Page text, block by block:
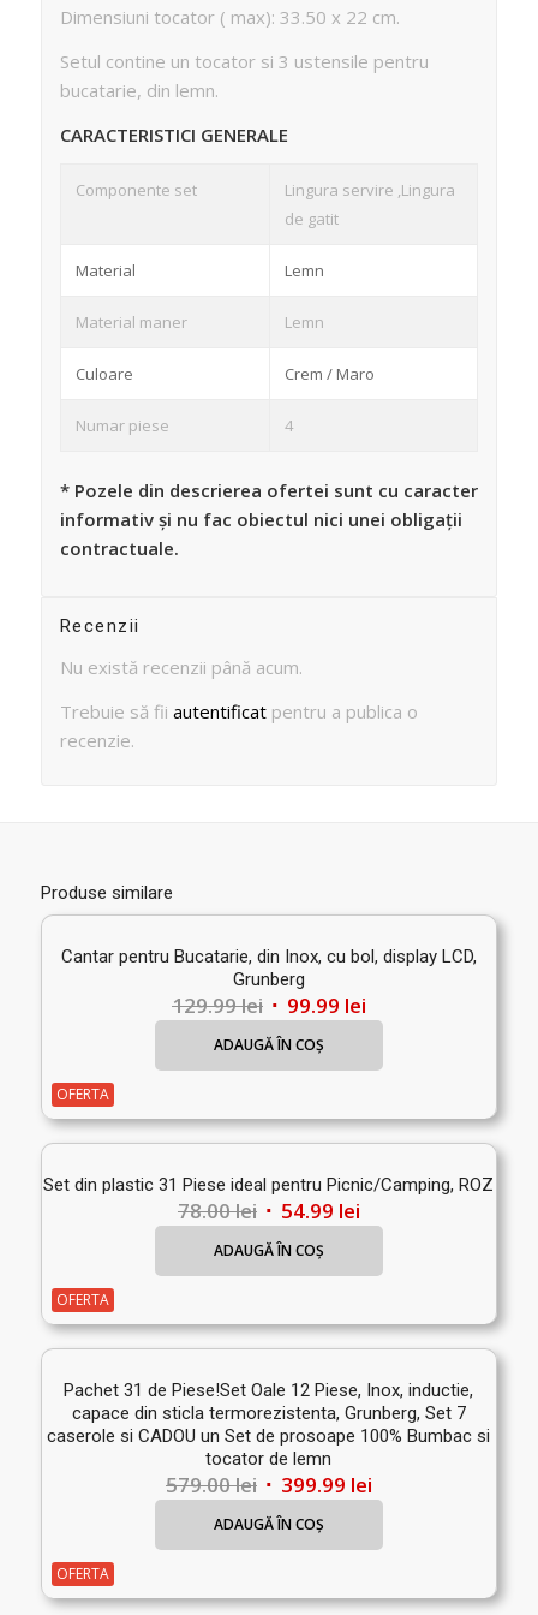
Dimensiuni tocator ( max): 33.50 x 22 cm.
Setul contine un tocator si 3 ustensile pentru
bucatarie, din lemn.
CARACTERISTICI GENERALE
Componente set
Lingura servire ,Lingura
de gatit
Material Lemn
Material maner Lemn
Culoare Crem / Maro
Numar piese 4
* Pozele din descrierea ofertei sunt cu caracter
informativ și nu fac obiectul nici unei obligații
contractuale.
Recenzii
Nu există recenzii până acum.
Trebuie să fii autentificatpentru a publica o
recenzie.
Produse similare
Cantar pentru Bucatarie, din Inox, cu bol, display LCD,
Grunberg
129.99lei Prețul
inițial
129.99 lei.
99.99 leiPrețul
curent
este:
ADAUGĂ ÎN COȘ
OFERTA
Set din plastic 31 Piese ideal pentru Picnic/Camping, ROZ
78.00lei Prețul
inițial
78.00 lei.
54.99 leiPrețul
curent
este:
ADAUGĂ ÎN COȘ
OFERTA
Pachet 31 de Piese!Set Oale 12 Piese, Inox, inductie,
capace din sticla termorezistenta, Grunberg, Set 7
caserole si CADOU un Set de prosoape 100% Bumbac si
tocator de lemn
579.00lei Prețul
inițial
579.00 lei.
399.99 leiPrețul
curent
este:
ADAUGĂ ÎN COȘ
OFERTA